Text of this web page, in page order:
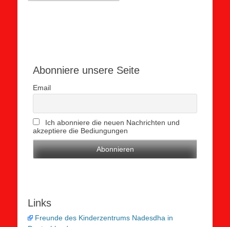
Abonniere unsere Seite
Email
Ich abonniere die neuen Nachrichten und
akzeptiere die Bediungungen
Links
Freunde des Kinderzentrums Nadesdha in